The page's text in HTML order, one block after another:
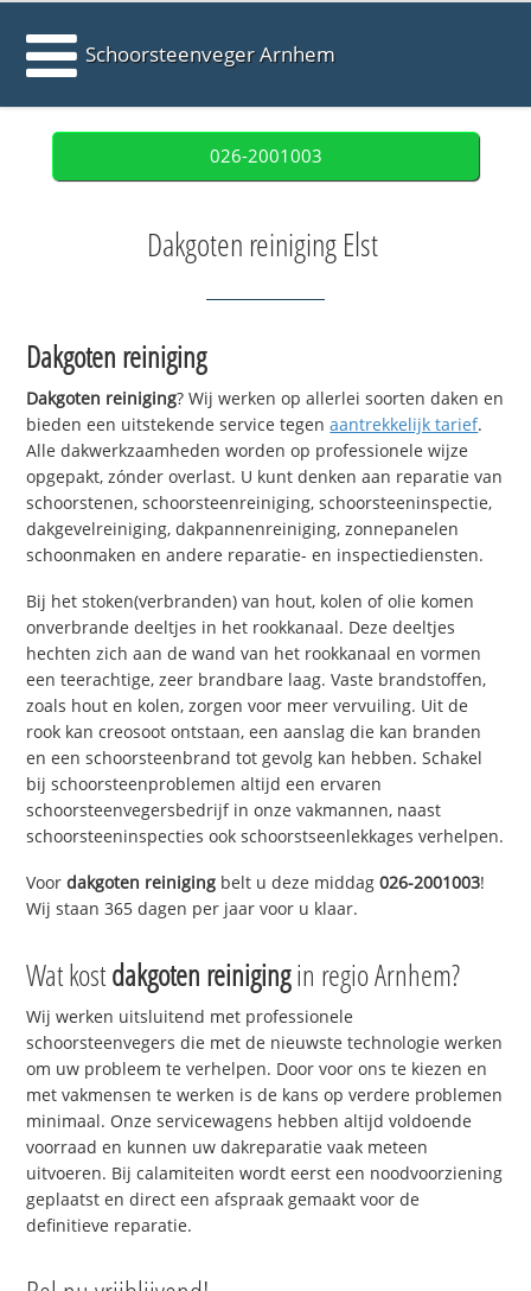
Schoorsteenveger Arnhem
026-2001003
Dakgoten reiniging Elst
Dakgoten reiniging
Dakgoten reiniging? Wij werken op allerlei soorten daken en
bieden een uitstekende service tegenaantrekkelijk tarief.
Alle dakwerkzaamheden worden op professionele wijze
opgepakt, zónder overlast. U kunt denken aan reparatie van
schoorstenen, schoorsteenreiniging, schoorsteeninspectie,
dakgevelreiniging, dakpannenreiniging, zonnepanelen
schoonmaken en andere reparatie- en inspectiediensten.
Bij het stoken(verbranden) van hout, kolen of olie komen
onverbrande deeltjes in het rookkanaal. Deze deeltjes
hechten zich aan de wand van het rookkanaal en vormen
een teerachtige, zeer brandbare laag. Vaste brandstoffen,
zoals hout en kolen, zorgen voor meer vervuiling. Uit de
rook kan creosoot ontstaan, een aanslag die kan branden
en een schoorsteenbrand tot gevolg kan hebben. Schakel
bij schoorsteenproblemen altijd een ervaren
schoorsteenvegersbedrijf in onze vakmannen, naast
schoorsteeninspecties ook schoorstseenlekkages verhelpen.
Voordakgoten reiniging belt u deze middag026-2001003!
Wij staan 365 dagen per jaar voor u klaar.
Wat kostdakgoten reinigingin regio Arnhem?
Wij werken uitsluitend met professionele
schoorsteenvegers die met de nieuwste technologie werken
om uw probleem te verhelpen. Door voor ons te kiezen en
met vakmensen te werken is de kans op verdere problemen
minimaal. Onze servicewagens hebben altijd voldoende
voorraad en kunnen uw dakreparatie vaak meteen
uitvoeren. Bij calamiteiten wordt eerst een noodvoorziening
geplaatst en direct een afspraak gemaakt voor de
definitieve reparatie.